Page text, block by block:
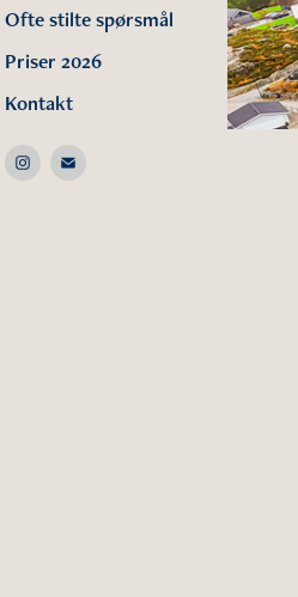
Ofte stilte spørsmål
Priser 2026
Kontakt